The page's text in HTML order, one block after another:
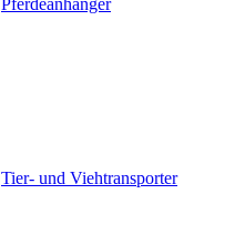
Pferdeanhänger
Tier- und Viehtransporter